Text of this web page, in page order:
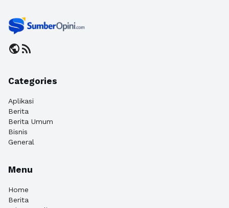
publicrss_feed
Categories
Aplikasi
Berita
Berita Umum
Bisnis
General
Menu
Home
Berita